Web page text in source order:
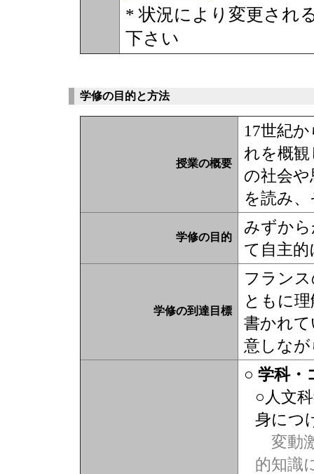
* 状況により変更され
下さい
学修の目的と方法
授業の概要
17世紀
れを概
の社会
を読み
学修の目的
みずか
て自主
学修の到達目標
フラン
ともに
書かれ
意しな
○ 学科・
○人文
身につ
変動
的知識